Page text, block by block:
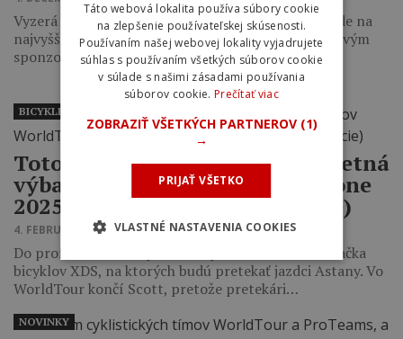
Vyzerá to tak, že Merida po deviatich rokoch nebude na
najvyššej úrovni profesionálnej cyklistiky, keďže novým
sponzorom tímu Bahrain Victorious…
Toto sú všetky bicykle a kompletná
výbava tímov WorldTour v sezóne
2025 (detaily, foto, špecifikácie)
4. FEBRUÁRA 2025 18:08
Do profesionálneho pelotónu prichádza čínska značka
bicyklov XDS, na ktorých budú pretekať jazdci Astany. Vo
WorldTour končí Scott, pretože pretekári…
BICYKLE PROFESIONÁLNYCH CYKLISTOV
NOVINKY
Táto webová lokalita používa súbory cookie
na zlepšenie používateľskej skúsenosti.
Používaním našej webovej lokality vyjadrujete
súhlas s používaním všetkých súborov cookie
v súlade s našimi zásadami používania
súborov cookie. Prečítať viac
ZOBRAZIŤ VŠETKÝCH PARTNEROV (1)
→
PRIJAŤ VŠETKO
VLASTNÉ NASTAVENIA COOKIES